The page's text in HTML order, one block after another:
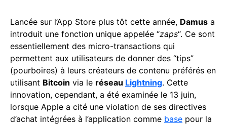
Lancée sur l’App Store plus tôt cette année, Damus a
introduit une fonction unique appelée “zaps“. Ce sont
essentiellement des micro-transactions qui
permettent aux utilisateurs de donner des “tips”
(pourboires) à leurs créateurs de contenu préférés en
utilisant Bitcoin via le réseau Lightning. Cette
innovation, cependant, a été examinée le 13 juin,
lorsque Apple a cité une violation de ses directives
d’achat intégrées à l’application comme base pour la